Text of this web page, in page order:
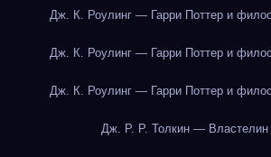
Дж. К. Роулинг — Гарри Поттер и
Дж. К. Роулинг — Гарри Поттер и
Дж. К. Роулинг — Гарри Поттер и
Дж. Р. Р. Толкин — Властелин